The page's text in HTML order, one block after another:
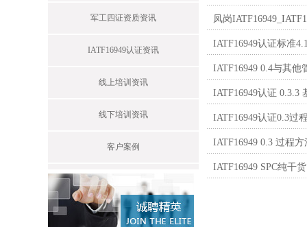
军工四证资质资讯
IATF16949认证资讯
线上培训资讯
线下培训资讯
客户案例
凤岗
IATF16949认证标准
IATF16949 0.4与其
IATF16949认证 0.3.3
IATF16949认证0.3过
IATF16949 0.3 过程
IATF16949 SPC纯干